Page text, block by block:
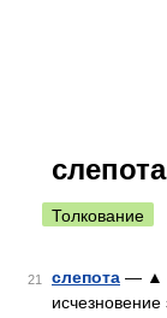
слепота
Толкование
21 слепота — ▲